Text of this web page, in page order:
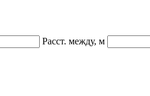
Расст. между, м